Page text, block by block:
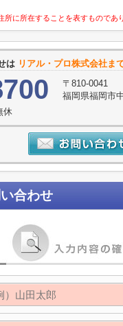
に所在することを表すものであ
は リアル・プロ株式会社ま
〒810-0041
福岡県福岡市
休
合わせ